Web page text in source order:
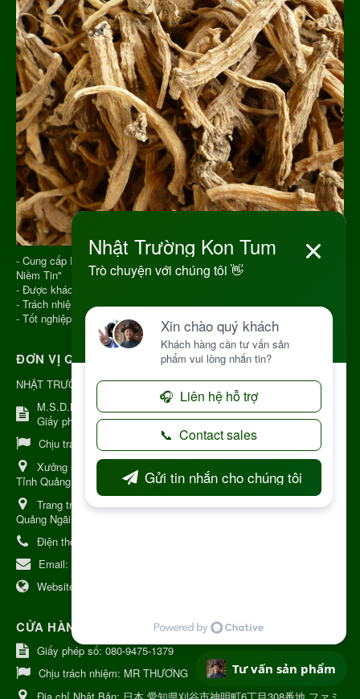
- Cung cấp Dược Liệu từ năm 2013 với Slogan "Vạn Chữ Tín Triệu
Niềm Tin"
- Được khách hàng đánh giá cao và nhận sự tin tưởng
- Trách nhiệm trên từng đơn hàng
- Tốt nghiệp Y Học Cổ Truyền, đúng chuyên ngành
ĐƠN VỊ QUẢN LÝ
NHẬT TRƯỜNG KON TUM
M.S.D.N: 8344254367, Cấp tại Kon Tum.
Giấy phép số: Số 38A.8009409/HKD
Chịu trách nhiệm:
Chủ cơ sở Nguyễn Nhật Trường
Xưởng sản xuất:
34 Lý Thường Kiệt, Tổ 6, Phường Kon Tum,
Tỉnh Quảng Ngải
Trang trại Dược Liệu Hữu Cơ:Khu 37 Hộ Xã Măng Đen Tỉnh
Quảng Ngãi
Điện thoại:
Email:
Website:
CỬA HÀNG GIỚI THIỆU TẠI NHẬT BẢN
Giấy phép số: 080-9475-1379
Chịu trách nhiệm: MR THƯƠNG
Tư vấn sản phẩm